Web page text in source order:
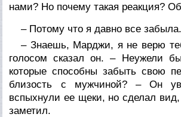
нами? Но почему такая реакция?
– Потому что я давно все
– Знаешь, Марджи, я не верю
голосом сказал он. – Неужели
которые способны забыть свою
близость с мужчиной? – Он
вспыхнули ее щеки, но сделал вид,
заметил.